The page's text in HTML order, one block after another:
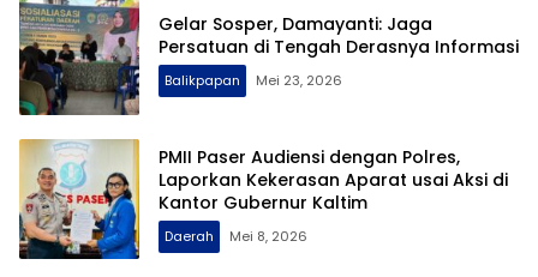
Gelar Sosper, Damayanti: Jaga
Persatuan di Tengah Derasnya Informasi
Balikpapan Mei 23, 2026
PMII Paser Audiensi dengan Polres,
Laporkan Kekerasan Aparat usai Aksi di
Kantor Gubernur Kaltim
Daerah Mei 8, 2026